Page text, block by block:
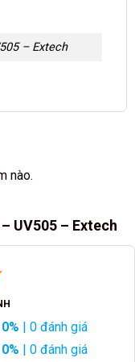
– Extech
nào.
UV505 – Extech
0% | 0 đánh giá
0% | 0 đánh giá